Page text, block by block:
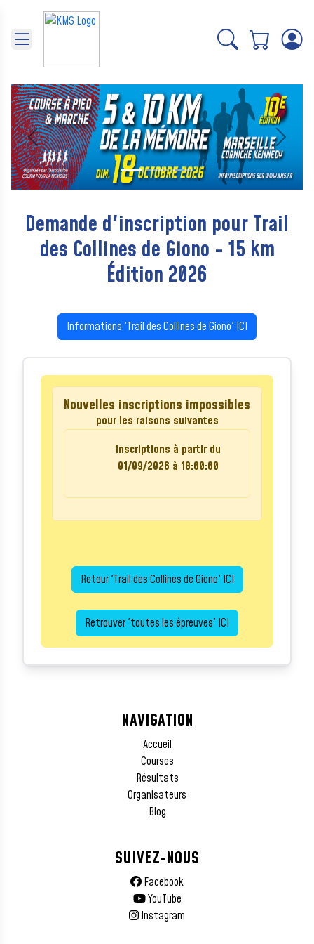
Précédent Suivant
Demande d'inscription pour Trail
des Collines de Giono - 15 km
Édition 2026
Informations 'Trail des Collines de Giono' ICI
Nouvelles inscriptions impossibles
pour les raisons suivantes
Inscriptions à partir du
01/09/2026 à 18:00:00
Retour 'Trail des Collines de Giono' ICI
Retrouver 'toutes les épreuves' ICI
NAVIGATION
Accueil
Courses
Résultats
Organisateurs
Blog
SUIVEZ-NOUS
Facebook
YouTube
Instagram
Panneau de gestion des cookies